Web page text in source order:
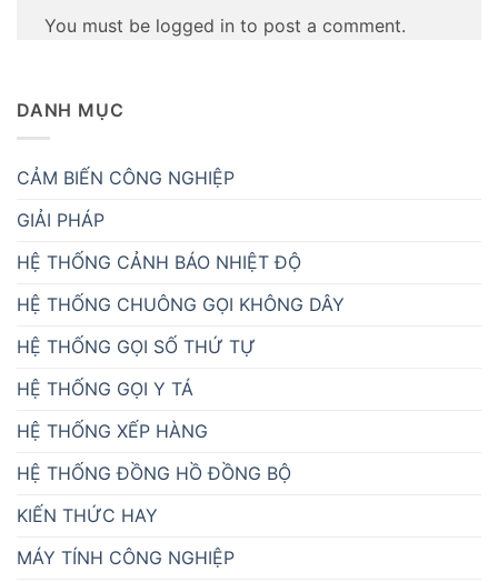
You must be logged in to post a comment.
DANH MỤC
CẢM BIẾN CÔNG NGHIỆP
GIẢI PHÁP
HỆ THỐNG CẢNH BÁO NHIỆT ĐỘ
HỆ THỐNG CHUÔNG GỌI KHÔNG DÂY
HỆ THỐNG GỌI SỐ THỨ TỰ
HỆ THỐNG GỌI Y TÁ
HỆ THỐNG XẾP HÀNG
HỆ THỐNG ĐỒNG HỒ ĐỒNG BỘ
KIẾN THỨC HAY
MÁY TÍNH CÔNG NGHIỆP